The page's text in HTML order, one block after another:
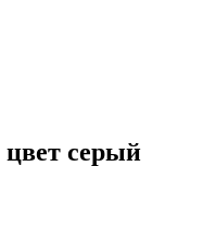
серый